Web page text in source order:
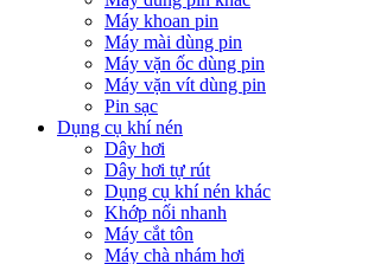
Máy khoan pin
Máy mài dùng pin
Máy vặn ốc dùng pin
Máy vặn vít dùng pin
Pin sạc
Dụng cụ khí nén
Dây hơi
Dây hơi tự rút
Dụng cụ khí nén khác
Khớp nối nhanh
Máy cắt tôn
Máy chà nhám hơi